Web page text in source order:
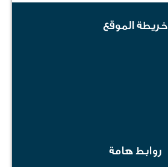
خريطة الموقع
روابط هامة